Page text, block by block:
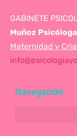
GABINETE
Muñoz
Maternidad y
Navegación